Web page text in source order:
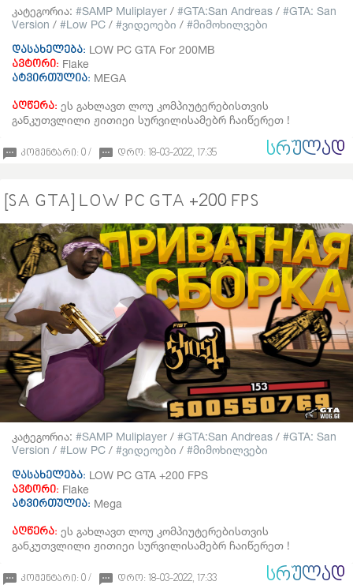
კატეგორია: SAMP Muliplayer / GTA:San Andreas /
GTA: San
Version / Low PC / ვიდეოები /
მიმოხილვები
დასახელება: LOW PC GTA For 200MB
ავტორი: Flake
ატვირთულია: MEGA
აღწერა: ეს გახლავთ ლოუ კომპიუტერებისთვის
განკუთვლილი ჟითიეი სურვილისამებრ ჩაიწერეთ !
კომენტარი: 0 / დრო: 18-03-2022, 17:35 ᲡᲠᲣᲚᲐᲓ
[SA GTA] LOW PC GTA +200 FPS
კატეგორია: SAMP Muliplayer / GTA:San Andreas /
GTA: San
Version / Low PC / ვიდეოები /
მიმოხილვები
დასახელება: LOW PC GTA +200 FPS
ავტორი: Flake
ატვირთულია: Mega
აღწერა: ეს გახლავთ ლოუ კომპიუტერებისთვის
განკუთვლილი ჟითიეი სურვილისამებრ ჩაიწერეთ !
კომენტარი: 0 / დრო: 18-03-2022, 17:33 ᲡᲠᲣᲚᲐᲓ